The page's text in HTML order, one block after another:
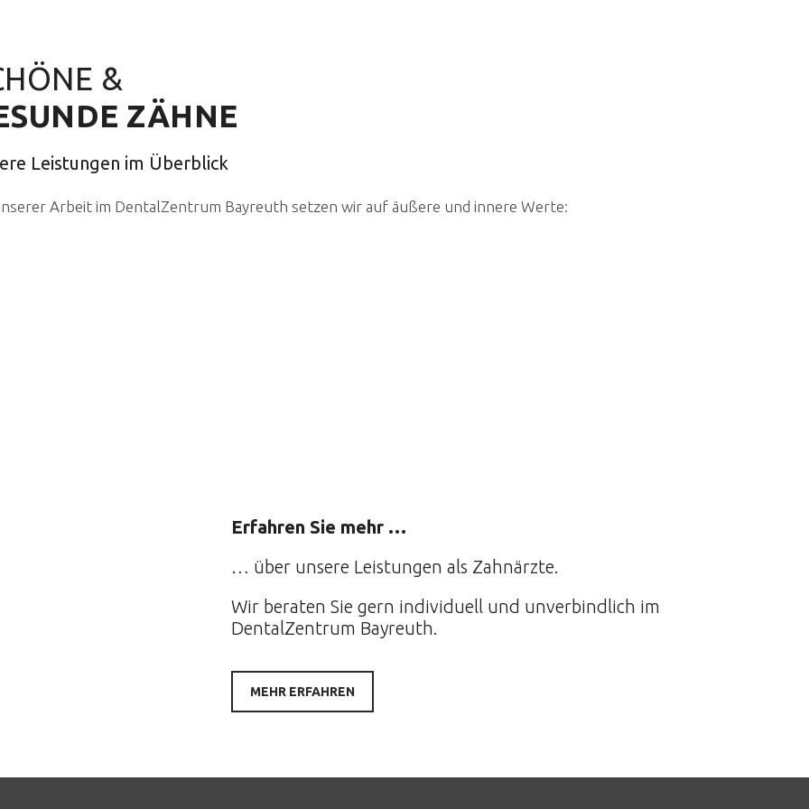
&
ZÄHNE
Leistungen im Überblick
Arbeit im DentalZentrum Bayreuth setzen wir auf äußere und innere Werte:
Erfahren Sie mehr …
… über unsere Leistungen als Zahnärzte.
Wir beraten Sie gern individuell und unverbindlich im
DentalZentrum Bayreuth.
MEHR ERFAHREN